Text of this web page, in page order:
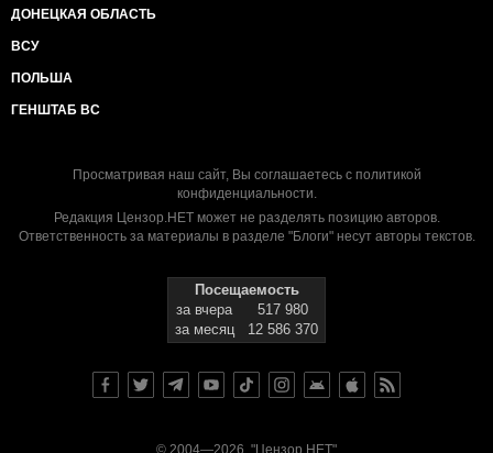
Украину.
страну, задержавшись у власти подольше и все.
обвалилась.
То, что происходит вокруг Крыма это только начало.
ДОНЕЦКАЯ ОБЛАСТЬ
ВСУ
ПОЛЬША
ГЕНШТАБ ВС
Просматривая наш сайт, Вы соглашаетесь с политикой
конфиденциальности.
Редакция Цензор.НЕТ может не разделять позицию авторов.
Ответственность за материалы в разделе "Блоги" несут авторы текстов.
Посещаемость
за вчера
517 980
за месяц
12 586 370
© 2004—2026, "Цензор.НЕТ"